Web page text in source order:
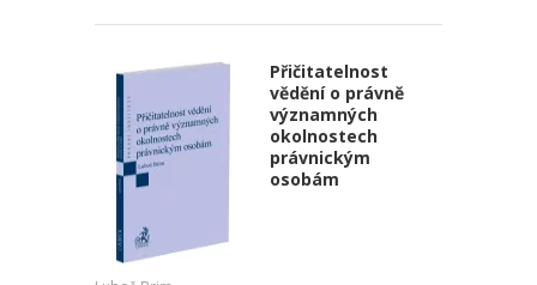
Přičitatelnost
vědění o právně
významných
okolnostech
právnickým
osobám